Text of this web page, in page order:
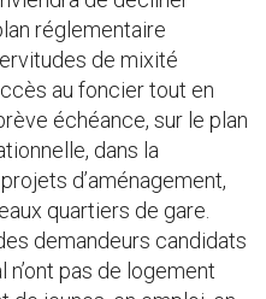
réglementaire
de mixité
au foncier tout en
échéance, sur le plan
dans la
d’aménagement,
quartiers de gare.
demandeurs candidats
n’ont pas de logement